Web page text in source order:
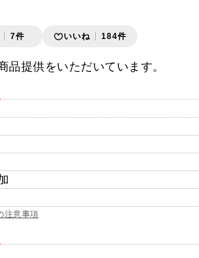
7件 いいね 184件
品提供をいただいています。
注意事項